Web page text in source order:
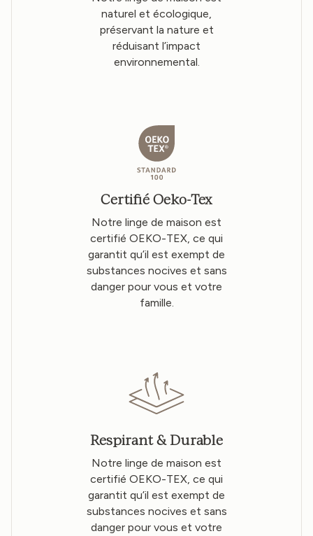
naturel et écologique,
préservant la nature et
réduisant l’impact
environnemental.
Certifié Oeko-Tex
Notre linge de maison est
certifié OEKO-TEX, ce qui
garantit qu’il est exempt de
substances nocives et sans
danger pour vous et votre
famille.
Respirant & Durable
Notre linge de maison est
certifié OEKO-TEX, ce qui
garantit qu’il est exempt de
substances nocives et sans
danger pour vous et votre